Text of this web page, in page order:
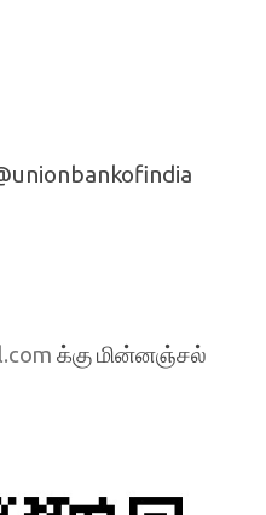
க்கு மின்னஞ்சல்